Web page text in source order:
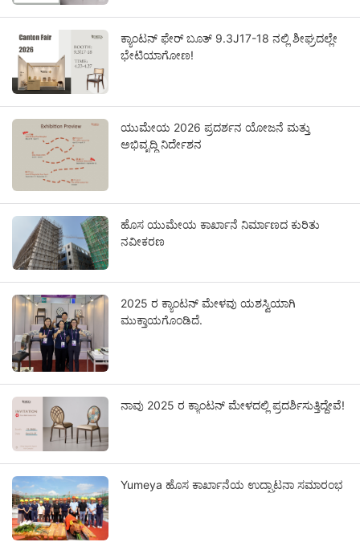
ಕ್ಯಾಂಟನ್ ಫೇರ್ ಬೂತ್ 9.3J17-18 ನಲ್ಲಿ ಶೀಘ್ರದಲ್ಲೇ
ಭೇಟಿಯಾಗೋಣ!
ಯುಮೇಯ 2026 ಪ್ರದರ್ಶನ ಯೋಜನೆ ಮತ್ತು
ಅಭಿವೃದ್ಧಿ ನಿರ್ದೇಶನ
ಹೊಸ ಯುಮೇಯ ಕಾರ್ಖಾನೆ ನಿರ್ಮಾಣದ ಕುರಿತು
ನವೀಕರಣ
2025 ರ ಕ್ಯಾಂಟನ್ ಮೇಳವು ಯಶಸ್ವಿಯಾಗಿ
ಮುಕ್ತಾಯಗೊಂಡಿದೆ.
ನಾವು 2025 ರ ಕ್ಯಾಂಟನ್ ಮೇಳದಲ್ಲಿ ಪ್ರದರ್ಶಿಸುತ್ತಿದ್ದೇವೆ!
Yumeya ಹೊಸ ಕಾರ್ಖಾನೆಯ ಉದ್ಘಾಟನಾ ಸಮಾರಂಭ